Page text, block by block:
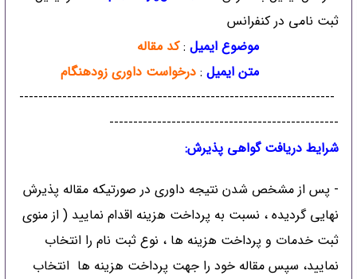
ثبت نامی در کنفرانس
موضوع ایمیل:کد مقاله
متن ایمیل: درخواست داوری زودهنگام
------------------------------------------------------------------
------------------------------------------------
شرایط دریافت گواهی پذیرش:
- پس از مشخص شدن نتیجه داوری در صورتیکه مقاله پذیرش
نهایی گردیده ، نسبت به پرداخت هزینه اقدام نمایید ( از منوی
ثبت خدمات و پرداخت هزینه ها ، نوع ثبت نام را انتخاب
نمایید، سپس مقاله خود را جهت پرداخت هزینه ها انتخاب